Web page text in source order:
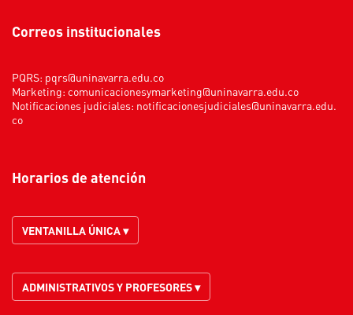
Correos institucionales
PQRS: pqrs@uninavarra.edu.co
Marketing: comunicacionesymarketing@uninavarra.edu.co
Notificaciones judiciales: notificacionesjudiciales@uninavarra.edu.
co
Horarios de atención
VENTANILLA ÚNICA ▾
ADMINISTRATIVOS Y PROFESORES ▾